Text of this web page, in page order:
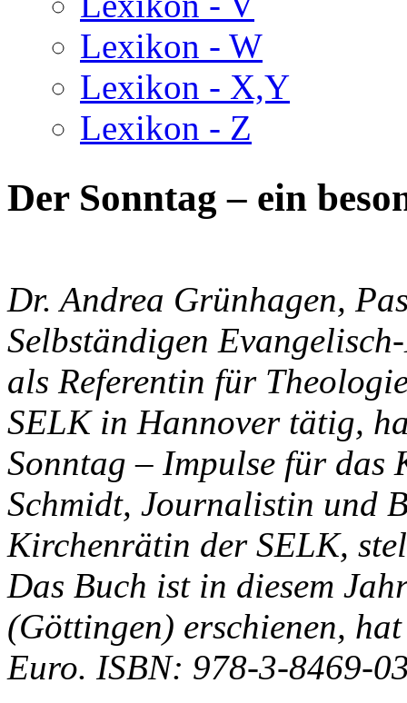
Lexikon - W
Lexikon - X,Y
Lexikon - Z
Der Sonntag – ein
Dr. Andrea Grünhagen,
Selbständigen
als Referentin für
SELK in Hannover tätig,
Sonntag – Impulse für
Schmidt, Journalistin und
Kirchenrätin der SELK,
Das Buch ist in diesem
(Göttingen) erschienen,
Euro. ISBN: 978-3-8469-